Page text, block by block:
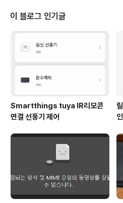
하는 기기를 확정 기변을 반드시 해야 하고 이
하면 되니 문제가 없는데 데쉐를 playaibox
a 장치로 하려다 보니 기기 목록에 없다 셀프
확정 기변 불가 (다른 외산 태블릿 선택하고 진
은 된다고 하는데 쓰다 막힐수도 있으니 좀....
이 블로그 인기글
Smartthings tuya IR리모콘
연결 선풍기 제어